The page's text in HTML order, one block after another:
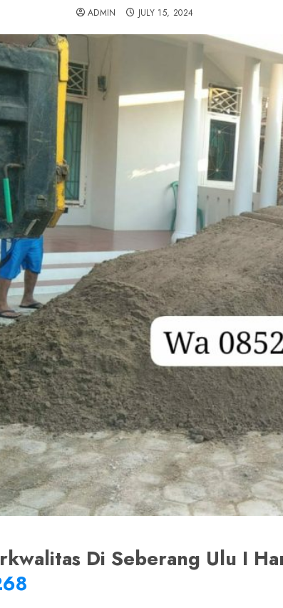
ADMIN JULY 15, 2024
Di Seberang Ulu I